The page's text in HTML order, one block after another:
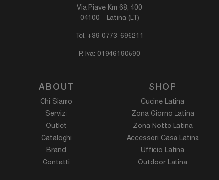
Via Piave Km 68, 400
04100 - Latina (LT)
Tel. +39 0773-696211
P. Iva: 01946190590
ABOUT
Chi Siamo
Servizi
Outlet
Cataloghi
Brand
Contatti
SHOP
Cucine Latina
Zona Giorno Latina
Zona Notte Latina
Accessori Casa Latina
Ufficio Latina
Outdoor Latina